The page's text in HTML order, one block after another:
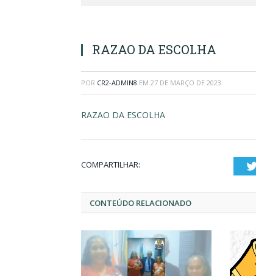
RAZAO DA ESCOLHA
POR CR2-ADMIN8 EM 27 DE MARÇO DE 2023
RAZAO DA ESCOLHA
COMPARTILHAR:
CONTEÚDO RELACIONADO